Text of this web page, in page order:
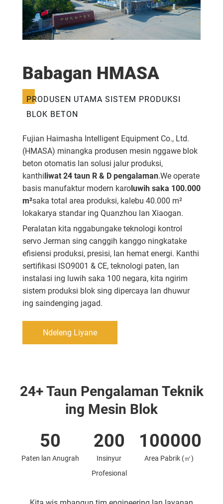
Babagan HMASA
PRODUSEN UTAMA SISTEM PRODUKSI
BLOK BETON
Fujian Haimasha Intelligent Equipment Co., Ltd.
(HMASA) minangka produsen mesin nggawe blok
beton otomatis lan solusi jalur produksi,
kanthi liwat 24 taun R & D pengalaman.We operate
basis manufaktur modern karo luwih saka 100.000
m²saka total area produksi, kalebu 40.000 m²
lokakarya standar ing Quanzhou lan Xiaogan.
Peralatan kita nggabungake teknologi kontrol
servo Jerman sing canggih kanggo ningkatake
efisiensi produksi, presisi, lan hemat energi. Kanthi
sertifikasi ISO9001 & CE, teknologi paten, lan
instalasi ing luwih saka 100 negara, kita ngirim
sistem produksi blok sing dipercaya lan dhuwur
ing saindenging jagad.
Ndeleng Liyane
24+ Taun Pengalaman Teknik
ing Mesin Blok
50
Paten lan Anugrah
200
Insinyur
Profesional
100000
Area Pabrik (㎡)